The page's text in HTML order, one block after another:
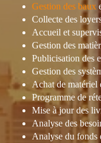
Gestion des baux
Collecte des
Accueil et
Gestion des
Publicisation des
Gestion des
Achat de matériel
Programme de
Mise à jour des
Analyse des
Analyse du fonds